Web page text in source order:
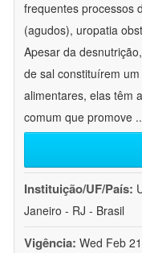
frequentes processos
(agudos), uropatia
Apesar da
de sal constituírem
alimentares, elas têm
comum que promove
Instituição/UF/País:
Janeiro - RJ - Brasil
Vigência: Wed Feb